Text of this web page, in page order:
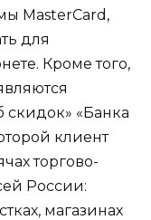
MasterCard,
для
Кроме того,
«Банка
клиент
торгово-
России:
магазинах